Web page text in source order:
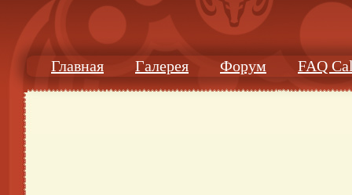
Главная Галерея Форум FAQ